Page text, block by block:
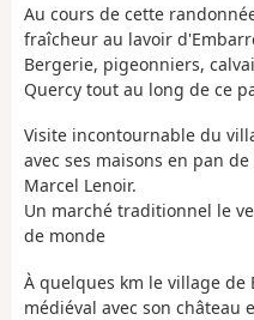
Au cours de cette
fraîcheur au lavoir
Bergerie, pigeonniers,
Quercy tout au long de ce
Visite incontournable du
avec ses maisons en pan
Marcel Lenoir.
Un marché traditionnel le
de monde
À quelques km le village
médiéval avec son château